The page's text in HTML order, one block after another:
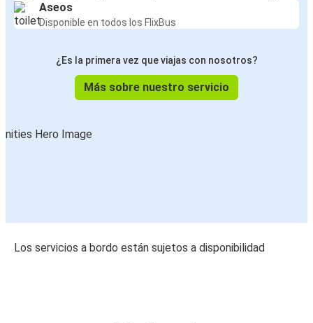
Aseos
Disponible en todos los FlixBus
¿Es la primera vez que viajas con nosotros?
Más sobre nuestro servicio
Los servicios a bordo están sujetos a disponibilidad